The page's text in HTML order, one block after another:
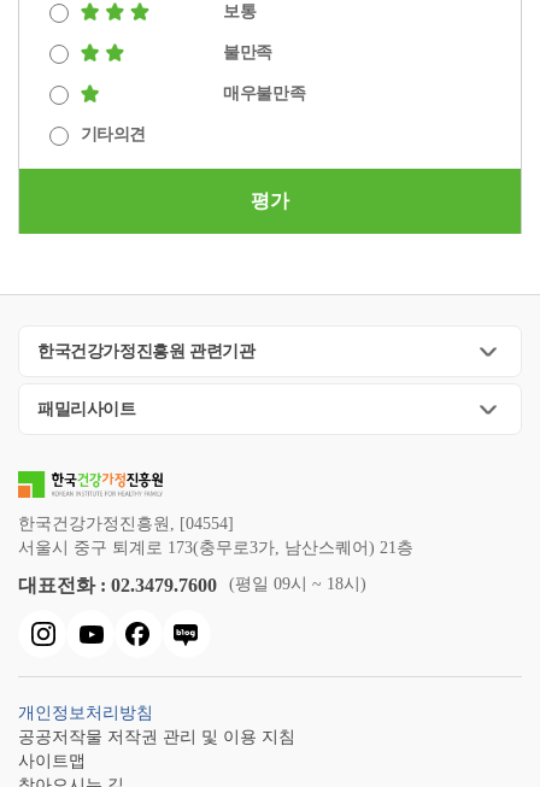
보통
불만족
매우불만족
기타의견
평가
한국건강가정진흥원 관련기관
패밀리사이트
한국건강가정진흥원, [04554]
서울시 중구 퇴계로 173(충무로3가, 남산스퀘어) 21층
대표전화 : 02.3479.7600 (평일 09시 ~ 18시)
개인정보처리방침
공공저작물 저작권 관리 및 이용 지침
사이트맵